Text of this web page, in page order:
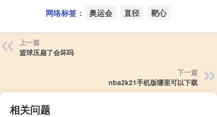
网络标签： 奥运会 直径 靶心
上一篇
篮球压扁了会坏吗
下一篇
nba2k21手机版哪里可以下载
相关问题